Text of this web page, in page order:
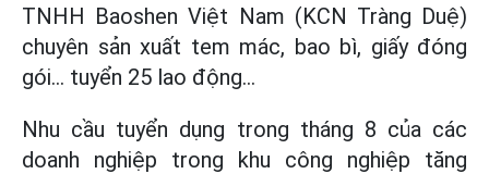
TNHH Baoshen Việt Nam (KCN Tràng Duệ)
chuyên sản xuất tem mác, bao bì, giấy đóng
gói… tuyển 25 lao động…
Nhu cầu tuyển dụng trong tháng 8 của các
doanh nghiệp trong khu công nghiệp tăng